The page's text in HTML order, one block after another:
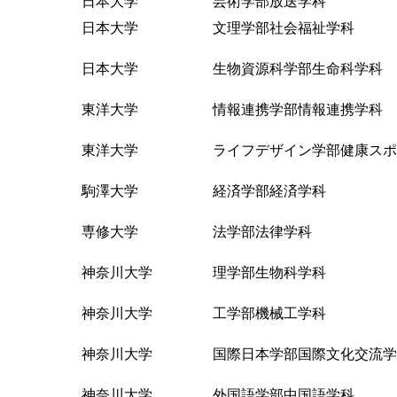
日本大学 文理学部社会福祉学科
日本大学 生物資源科学部生命科学科
東洋大学 情報連携学部情報連携学科
東洋大学 ライフデザイン学部健康スポ
駒澤大学 経済学部経済学科
専修大学 法学部法律学科
神奈川大学 理学部生物科学科
神奈川大学 工学部機械工学科
神奈川大学 国際日本学部国際文化交流学